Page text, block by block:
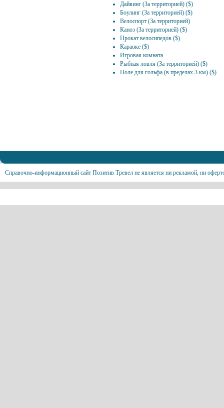
Дайвинг (За территорией) ($)
Боулинг (За территорией) ($)
Велоспорт (За территорией)
Каноэ (За территорией) ($)
Прокат велосипедов ($)
Караоке ($)
Игровая комната
Рыбная ловля (За территорией) ($)
Поле для гольфа (в пределах 3 км) ($)
Справочно-информационный сайт Позитив Тревел не является ни рекламой, ни